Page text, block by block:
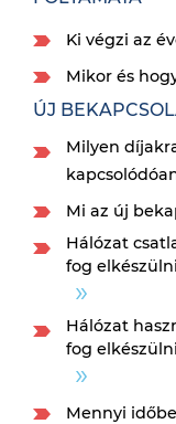
Ki végzi az
Mikor és
ÚJ
Milyen
Mi az új
Hálózat
fog
Hálózat
fog
Mennyi